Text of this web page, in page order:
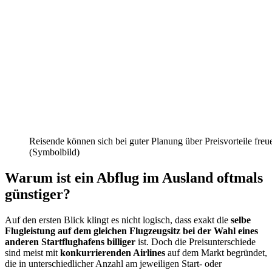
Reisende können sich bei guter Planung über Preisvorteile
(Symbolbild)
Warum ist ein Abflug im Ausland oftmals
günstiger?
Auf den ersten Blick klingt es nicht logisch, dass exakt die selbe
Flugleistung auf dem gleichen Flugzeugsitz bei der Wahl eines
anderen Startflughafens billiger ist. Doch die Preisunterschiede
sind meist mit konkurrierenden Airlines auf dem Markt begründet,
die in unterschiedlicher Anzahl am jeweiligen Start- oder